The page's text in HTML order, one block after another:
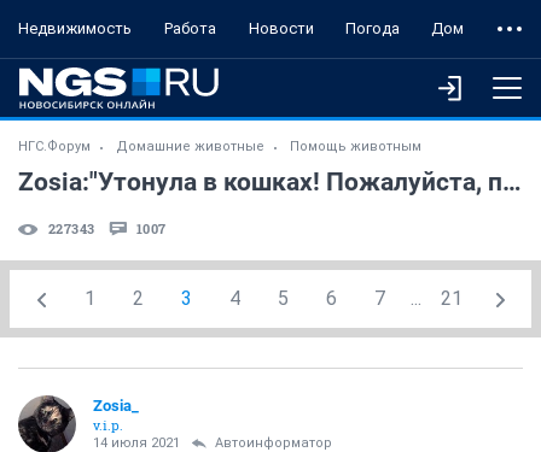
Недвижимость Работа Новости Погода Дом
НГС.Форум Домашние животные Помощь животным
Zosia:"Утонула в кошках! Пожалуйста, помогите!!!"
227343 1007
1 2 3 4 5 6 7 ... 21
Zosia_
v.i.p.
14 июля 2021 Автоинформатор